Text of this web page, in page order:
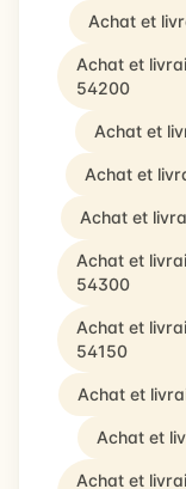
Achat et
Achat et
54200
Achat et
Achat et
Achat et
Achat et
54300
Achat et
54150
Achat et
Achat et
Achat et